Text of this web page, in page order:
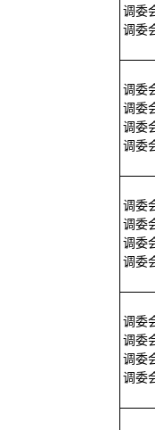
调委
调委
调委
调委
调委
调委
调委
调委
调委
调委
调委
调委
调委
调委